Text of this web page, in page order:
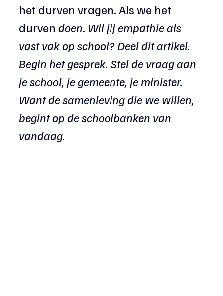
het durven vragen. Als we het
durven doen. Wil jij empathie als
vast vak op school? Deel dit artikel.
Begin het gesprek. Stel de vraag aan
je school, je gemeente, je minister.
Want de samenleving die we willen,
begint op de schoolbanken van
vandaag.